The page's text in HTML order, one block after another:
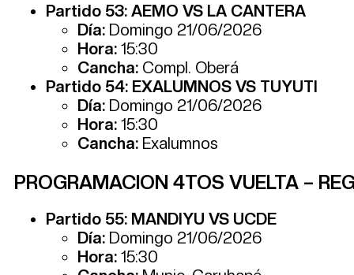
Partido 53: AEMO VS LA CANTERA
Día: Domingo 21/06/2026
Hora: 15:30
Cancha: Compl. Oberá
Partido 54: EXALUMNOS VS TUYUTI
Día: Domingo 21/06/2026
Hora: 15:30
Cancha: Exalumnos
PROGRAMACION 4TOS VUELTA –
Partido 55: MANDIYU VS UCDE
Día: Domingo 21/06/2026
Hora: 15:30